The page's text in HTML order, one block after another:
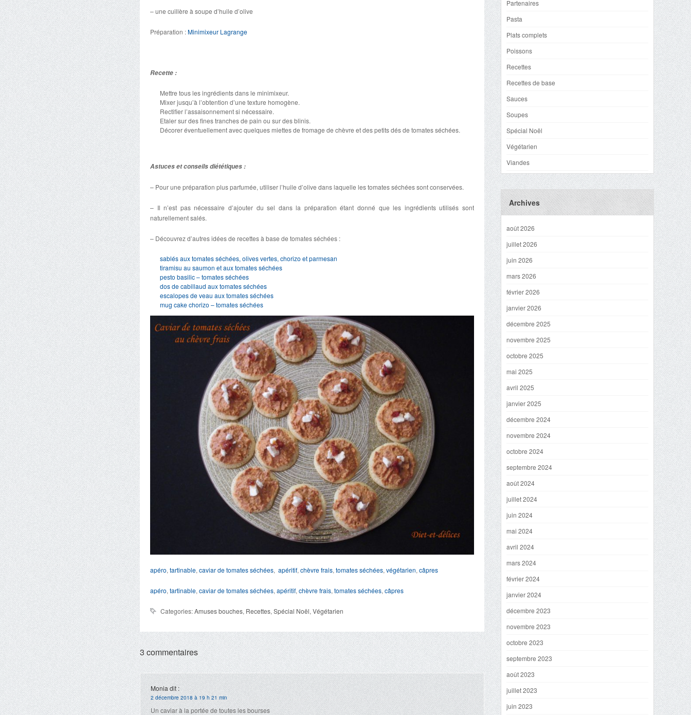
– une cuillère à soupe d’huile d’olive
Préparation :Minimixeur Lagrange
Recette :
Mettre tous les ingrédients dans le minimixeur.
Mixer jusqu’à l’obtention d’une texture homogène.
Rectifier l’assaisonnement si nécessaire.
Etaler sur des fines tranches de pain ou sur des blinis.
Décorer éventuellement avec quelques miettes de fromage de chèvre et des petits dés de tomates séchées.
Astuces et conseils diététiques :
– Pour une préparation plus parfumée, utiliser l’huile d’olive dans laquelle les tomates séchées sont conservées.
– Il n’est pas nécessaire d’ajouter du sel dans la préparation étant donné que les ingrédients utilisés sont
naturellement salés.
– Découvrez d’autres idées de recettes à base de tomates séchées :
sablés aux tomates séchées, olives vertes, chorizo et parmesan
tiramisu au saumon et aux tomates séchées
pesto basilic – tomates séchées
dos de cabillaud aux tomates séchées
escalopes de veau aux tomates séchées
mug cake chorizo – tomates séchées
apéro, tartinable, caviar de tomates séchées, apéritif, chèvre frais, tomates séchées, végétarien, câpres
apéro, tartinable, caviar de tomates séchées, apéritif, chèvre frais, tomates séchées, câpres
Categories:Amuses bouches, Recettes, Spécial Noël, Végétarien
3 commentaires
Moniadit :
2 décembre 2018 à 19 h 21 min
Un caviar à la portée de toutes les bourses
Partenaires
Pasta
Plats complets
Poissons
Recettes
Recettes de base
Sauces
Soupes
Spécial Noël
Végétarien
Viandes
Archives
août 2026
juillet 2026
juin 2026
mars 2026
février 2026
janvier 2026
décembre 2025
novembre 2025
octobre 2025
mai 2025
avril 2025
janvier 2025
décembre 2024
novembre 2024
octobre 2024
septembre 2024
août 2024
juillet 2024
juin 2024
mai 2024
avril 2024
mars 2024
février 2024
janvier 2024
décembre 2023
novembre 2023
octobre 2023
septembre 2023
août 2023
juillet 2023
juin 2023